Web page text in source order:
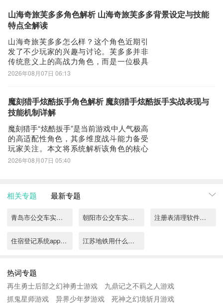
本文将系统梳理该游戏核心成长体系中的
境界演进路径及关键突破机制。游戏采用
山海奇旅芙多多角色解析 山海奇旅芙多多背景设定与技能
特点全解读
山海奇旅芙多多怎么样？这个角色近期引
发了不少玩家的兴趣与讨论。芙多多并非
传统意义上的高战力角色，而是一位极具
生活气息与人格魅力的伙伴——她开朗外
地，只要她出现，周围氛围便立刻变得轻
松活跃。她不设防、不矜持，主动搭话、
2026年08月07日 06:13
魔刻猎手炫酷扳手角色解析 魔刻猎手炫酷扳手实战表现与
技能机制详解
魔刻猎手“炫酷扳手”是当前游戏中人气极高
的高适配性角色，其多维度战斗能力备受
玩家关注。本文将系统解析该角色的核心
机制、技能逻辑与实战定位，帮助新老玩
无缝应对PVE推图、PVP对抗及高难度副
2026年08月07日 05:40
相关专题 最新专题
青岛市公交车实时查询app有哪些 朝阳市公交车实时查询app 注册表清理软件哪个好用
住宿登记系统app有什么 江苏地铁用什么软件
热词专题
再生勇士后部之幻神勇士游戏
九鼎记之不羁之人游戏
抓鬼星师游戏
异界少年梦游戏 死神之幻境斩月游戏